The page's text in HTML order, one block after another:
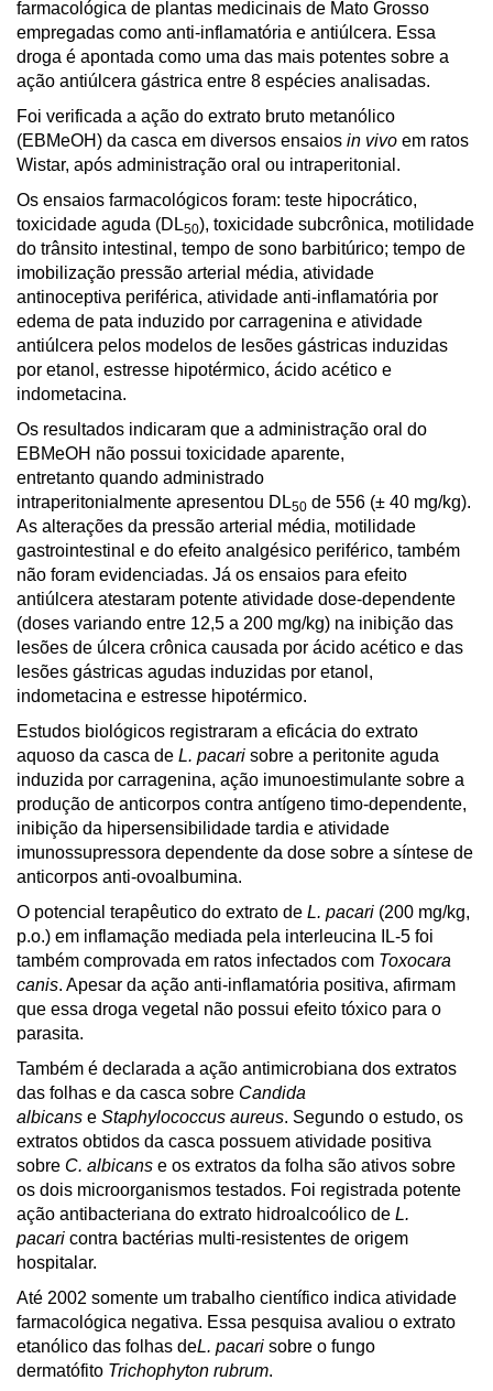
farmacológica de plantas medicinais de Mato Grosso
empregadas como anti-inflamatória e antiúlcera. Essa
droga é apontada como uma das mais potentes sobre a
ação antiúlcera gástrica entre 8 espécies analisadas.
Foi verificada a ação do extrato bruto metanólico
(EBMeOH) da casca em diversos ensaios in vivo em ratos
Wistar, após administração oral ou intraperitonial.
Os ensaios farmacológicos foram: teste hipocrático,
toxicidade aguda (DL50), toxicidade subcrônica, motilidade
do trânsito intestinal, tempo de sono barbitúrico; tempo de
imobilização pressão arterial média, atividade
antinoceptiva periférica, atividade anti-inflamatória por
edema de pata induzido por carragenina e atividade
antiúlcera pelos modelos de lesões gástricas induzidas
por etanol, estresse hipotérmico, ácido acético e
indometacina.
Os resultados indicaram que a administração oral do
EBMeOH não possui toxicidade aparente,
entretanto quando administrado
intraperitonialmente apresentou DL50 de 556 (± 40 mg/kg).
As alterações da pressão arterial média, motilidade
gastrointestinal e do efeito analgésico periférico, também
não foram evidenciadas. Já os ensaios para efeito
antiúlcera atestaram potente atividade dose-dependente
(doses variando entre 12,5 a 200 mg/kg) na inibição das
lesões de úlcera crônica causada por ácido acético e das
lesões gástricas agudas induzidas por etanol,
indometacina e estresse hipotérmico.
Estudos biológicos registraram a eficácia do extrato
aquoso da casca de L. pacari sobre a peritonite aguda
induzida por carragenina, ação imunoestimulante sobre a
produção de anticorpos contra antígeno timo-dependente,
inibição da hipersensibilidade tardia e atividade
imunossupressora dependente da dose sobre a síntese de
anticorpos anti-ovoalbumina.
O potencial terapêutico do extrato de L. pacari (200 mg/kg,
p.o.) em inflamação mediada pela interleucina IL-5 foi
também comprovada em ratos infectados com Toxocara
canis. Apesar da ação anti-inflamatória positiva, afirmam
que essa droga vegetal não possui efeito tóxico para o
parasita.
Também é declarada a ação antimicrobiana dos extratos
das folhas e da casca sobre Candida
albicans e Staphylococcus aureus. Segundo o estudo, os
extratos obtidos da casca possuem atividade positiva
sobre C. albicans e os extratos da folha são ativos sobre
os dois microorganismos testados. Foi registrada potente
ação antibacteriana do extrato hidroalcoólico de L.
pacari contra bactérias multi-resistentes de origem
hospitalar.
Até 2002 somente um trabalho científico indica atividade
farmacológica negativa. Essa pesquisa avaliou o extrato
etanólico das folhas deL. pacari sobre o fungo
dermatófito Trichophyton rubrum.